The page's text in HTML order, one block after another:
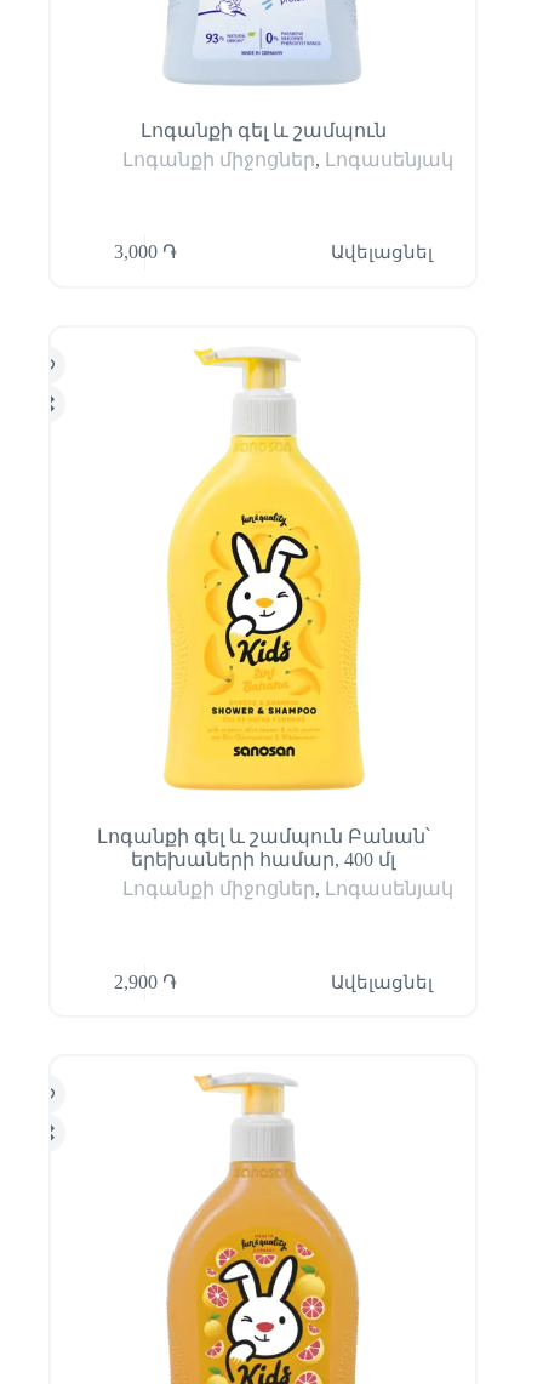
Լոգանքի գել և շամպուն
Լոգանքի միջոցներ, Լոգասենյակ
3,000 ֏ Ավելացնել
Լոգանքի գել և շամպուն Բանան՝
երեխաների համար, 400 մլ
Լոգանքի միջոցներ, Լոգասենյակ
2,900 ֏ Ավելացնել